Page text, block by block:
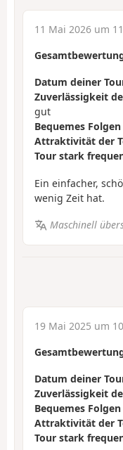
11 Mai 2026 um
Datum deiner
Zuverlässigkeit
gut
Bequemes
Attraktivität der
Tour stark
Ein einfacher,
wenig Zeit hat.
Maschinell
19 Mai 2025 um
Datum deiner
Zuverlässigkeit
Bequemes
Attraktivität der
Tour stark